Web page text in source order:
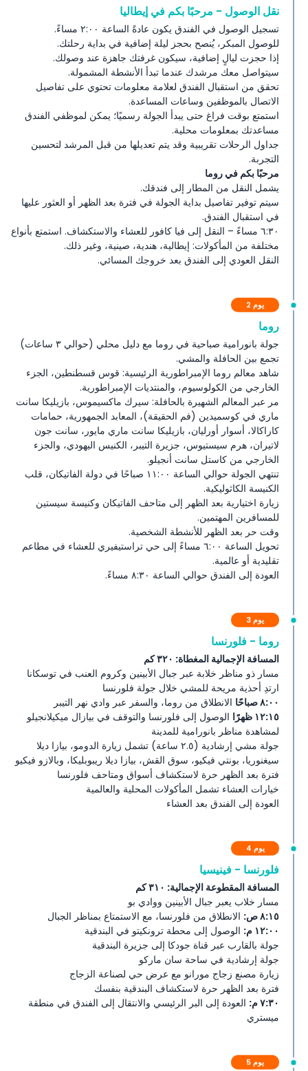
تُعد هذه الجولة الثقافية فرصتك للاستمتاع بالأناقة الكلاسيكية أثناء اكتشاف
أماكن جديدة، وصنع ذكريات دائمة، والتمتع حقًا بسحر جولة ثقافية مخططة
جيدًا تستغرق 7 ليالٍ و8 أيام.
المتضمنات
الشروط والأحكام
سياسة الدفع
نقل الوصول - مرحبًا بكم في إيطاليا
تسجيل الوصول في الفندق يكون عادةً الساعة ٢:٠٠ مساءً.
للوصول المبكر، يُنصح بحجز ليلة إضافية في بداية رحلتك.
إذا حجزت ليالٍ إضافية، سيكون غرفتك جاهزة عند وصولك.
سيتواصل معك مرشدك عندما تبدأ الأنشطة المشمولة.
تحقق من استقبال الفندق لعلامة معلومات تحتوي على تفاصيل
الاتصال بالموظفين وساعات المساعدة.
استمتع بوقت فراغ حتى يبدأ الجولة رسميًا؛ يمكن لموظفي الفندق
مساعدتك بمعلومات محلية.
جداول الرحلات تقريبية وقد يتم تعديلها من قبل المرشد لتحسين
التجربة.
مرحبًا بكم في روما
يشمل النقل من المطار إلى فندقك.
سيتم توفير تفاصيل بداية الجولة في فترة بعد الظهر أو العثور عليها
في استقبال الفندق.
٦:٣٠ مساءً – النقل إلى فيا كافور للعشاء والاستكشاف. استمتع بأنواع
مختلفة من المأكولات: إيطالية، هندية، صينية، وغير ذلك.
النقل العودي إلى الفندق بعد خروجك المسائي.
يوم 2
روما
جولة بانورامية صباحية في روما مع دليل محلي (حوالي ٣ ساعات)
تجمع بين الحافلة والمشي.
شاهد معالم روما الإمبراطورية الرئيسية: قوس قسطنطين، الجزء
الخارجي من الكولوسيوم، والمنتديات الإمبراطورية.
مر عبر المعالم الشهيرة بالحافلة: سيرك ماكسيموس، بازيليكا سانت
ماري في كوسميدين (فم الحقيقة)، المعابد الجمهورية، حمامات
كاراكالا، أسوار أورليان، بازيليكا سانت ماري مايور، سانت جون
لاتيران، هرم سيستيوس، جزيرة التيبر، الكنيس اليهودي، والجزء
الخارجي من كاستل سانت أنجيلو.
تنتهي الجولة حوالي الساعة ١١:٠٠ صباحًا في دولة الفاتيكان، قلب
الكنيسة الكاثوليكية.
زيارة اختيارية بعد الظهر إلى متاحف الفاتيكان وكنيسة سيستين
للمسافرين المهتمين.
وقت حر بعد الظهر للأنشطة الشخصية.
تحويل الساعة ٦:٠٠ مساءً إلى حي تراستيفيري للعشاء في مطاعم
تقليدية أو عالمية.
العودة إلى الفندق حوالي الساعة ٨:٣٠ مساءً.
يوم 3
روما - فلورنسا
المسافة الإجمالية المغطاة: ٣٢٠ كم
مسار ذو مناظر خلابة عبر جبال الأبينين وكروم العنب في توسكانا
ارتدِ أحذية مريحة للمشي خلال جولة فلورنسا
٨:٠٠ صباحًا
الانطلاق من روما، والسفر عبر وادي نهر التيبر
١٢:١٥ ظهرًا
الوصول إلى فلورنسا والتوقف في بيازال ميكيلانجيلو
لمشاهدة مناظر بانورامية للمدينة
جولة مشي إرشادية (٢.٥ ساعة) تشمل زيارة الدومو، بيازا ديلا
سيغنوريا، بونتي فيكيو، سوق القش، بيازا ديلا ريبوبليكا، وبالازو فيكيو
فترة بعد الظهر حرة لاستكشاف أسواق ومتاحف فلورنسا
خيارات العشاء تشمل المأكولات المحلية والعالمية
العودة إلى الفندق بعد العشاء
يوم 4
فلورنسا - فينيسيا
المسافة المقطوعة الإجمالية: ٣١٠ كم
مسار خلاب يعبر جبال الأبينين ووادي بو
٨:١٥ ص:
الانطلاق من فلورنسا، مع الاستمتاع بمناظر الجبال
١٢:٠٠ م:
الوصول إلى محطة ترونكيتو في البندقية
جولة بالقارب عبر قناة جودكا إلى جزيرة البندقية
جولة إرشادية في ساحة سان ماركو
زيارة مصنع زجاج مورانو مع عرض حي لصناعة الزجاج
فترة بعد الظهر حرة لاستكشاف البندقية بنفسك
٧:٣٠ م:
العودة إلى البر الرئيسي والانتقال إلى الفندق في منطقة
ميستري
يوم 5